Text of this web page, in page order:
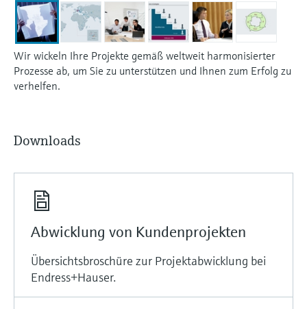
Wir wickeln Ihre Projekte gemäß weltweit harmonisierter
Prozesse ab, um Sie zu unterstützen und Ihnen zum Erfolg zu
verhelfen.
Downloads
Abwicklung von Kundenprojekten
Übersichtsbroschüre zur Projektabwicklung bei
Endress+Hauser.